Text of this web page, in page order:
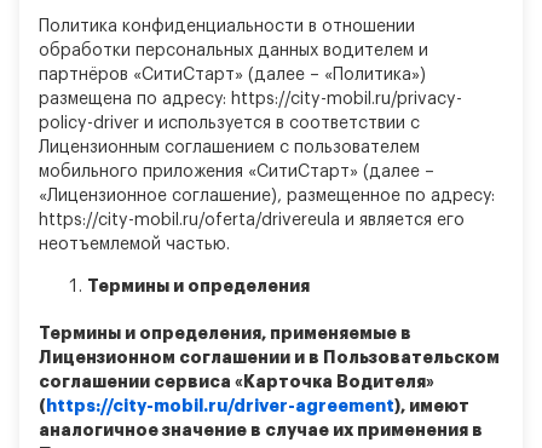
Политика конфиденциальности в отношении
обработки персональных данных водителем и
партнёров «СитиСтарт» (далее – «Политика»)
размещена по адресу: https://city-mobil.ru/privacy-
policy-driver и используется в соответствии с
Лицензионным соглашением с пользователем
мобильного приложения «СитиСтарт» (далее –
«Лицензионное соглашение), размещенное по адресу:
https://city-mobil.ru/oferta/drivereula и является его
неотъемлемой частью.
Термины и определения
Термины и определения, применяемые в
Лицензионном соглашении и в Пользовательском
соглашении сервиса «Карточка Водителя»
( https://city-mobil.ru/driver-agreement), имеют
аналогичное значение в случае их применения в